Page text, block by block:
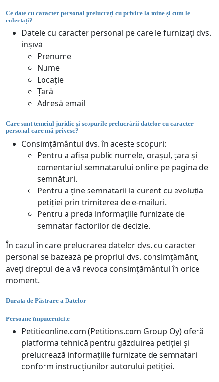
Ce date cu caracter personal prelucrați cu privire la mine și cum le
colectați?
Datele cu caracter personal pe care le furnizați dvs.
înșivă
Prenume
Nume
Locație
Țară
Adresă email
Care sunt temeiul juridic și scopurile prelucrării datelor cu caracter
personal care mă privesc?
Consimțământul dvs. în aceste scopuri:
Pentru a afișa public numele, orașul, țara și
comentariul semnatarului online pe pagina de
semnături.
Pentru a ține semnatarii la curent cu evoluția
petiției prin trimiterea de e-mailuri.
Pentru a preda informațiile furnizate de
semnatar factorilor de decizie.
În cazul în care prelucrarea datelor dvs. cu caracter
personal se bazează pe propriul dvs. consimțământ,
aveți dreptul de a vă revoca consimțământul în orice
moment.
Durata de Păstrare a Datelor
Persoane împuternicite
Petitieonline.com (Petitions.com Group Oy) oferă
platforma tehnică pentru găzduirea petiției și
prelucrează informațiile furnizate de semnatari
conform instrucțiunilor autorului petiției.